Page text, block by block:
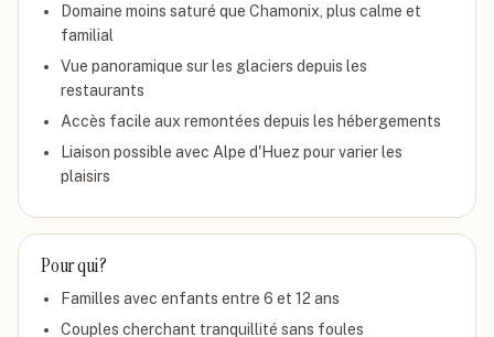
Domaine moins saturé que Chamonix, plus calme et
familial
Vue panoramique sur les glaciers depuis les
restaurants
Accès facile aux remontées depuis les hébergements
Liaison possible avec Alpe d'Huez pour varier les
plaisirs
Pour qui ?
Familles avec enfants entre 6 et 12 ans
Couples cherchant tranquillité sans foules